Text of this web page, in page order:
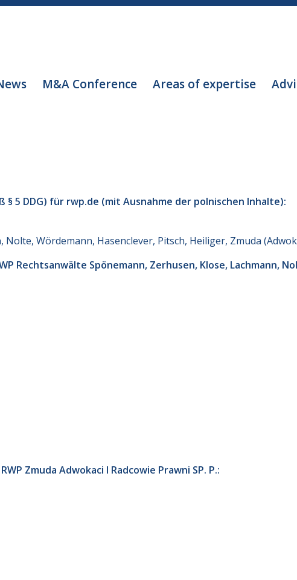
M&A Conference Areas of expertise
5 DDG) für rwp.de (mit Ausnahme der polnischen Inhalte):
Wördemann, Hasenclever, Pitsch, Heiliger, Zmuda
Rechtsanwälte Spönemann, Zerhusen, Klose, Lachmann,
Zmuda Adwokaci I Radcowie Prawni SP. P.: